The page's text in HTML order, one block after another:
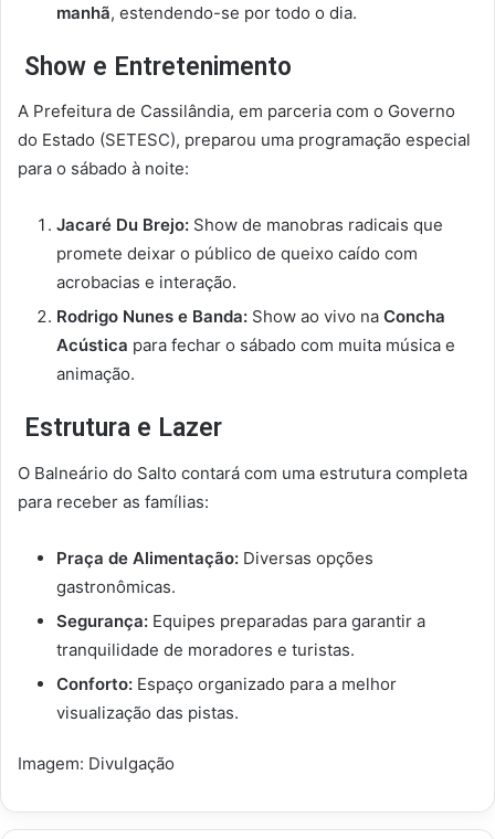
manhã, estendendo-se por todo o dia.
Show e Entretenimento
A Prefeitura de Cassilândia, em parceria com o Governo
do Estado (SETESC), preparou uma programação especial
para o sábado à noite:
Jacaré Du Brejo: Show de manobras radicais que
promete deixar o público de queixo caído com
acrobacias e interação.
Rodrigo Nunes e Banda: Show ao vivo na Concha
Acústica para fechar o sábado com muita música e
animação.
Estrutura e Lazer
O Balneário do Salto contará com uma estrutura completa
para receber as famílias:
Praça de Alimentação: Diversas opções
gastronômicas.
Segurança: Equipes preparadas para garantir a
tranquilidade de moradores e turistas.
Conforto: Espaço organizado para a melhor
visualização das pistas.
Imagem: Divulgação